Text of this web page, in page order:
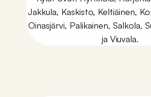
Jakkula, Kaskisto, Keltiäinen,
Oinasjärvi, Palikainen, Salkola,
ja Viuvala.